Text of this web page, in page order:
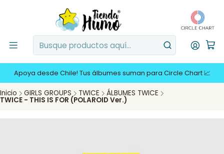
Apoya desde Chile! Tus álbumes suman para Circle Chart 📈
Inicio GIRLS GROUPS TWICE ÁLBUMES TWICE
TWICE - THIS IS FOR (POLAROID Ver.)